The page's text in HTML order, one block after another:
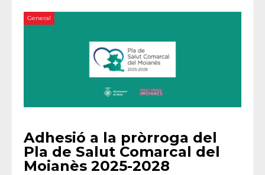
General
Adhesió a la pròrroga del
Pla de Salut Comarcal del
Moianès 2025-2028